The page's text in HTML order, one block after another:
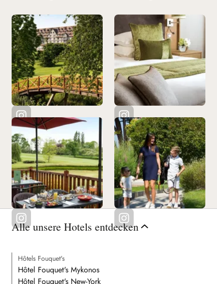
Alle unsere Hotels entdecken
Hôtels Fouquet's
Hôtel Fouquet's Mykonos
Hôtel Fouquet's New-York